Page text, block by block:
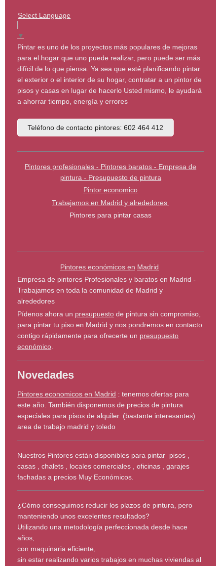
Select Language
▼
Pintar es uno de los proyectos más populares de mejoras
para el hogar que uno puede realizar, pero puede ser más
difícil de lo que piensa. Ya sea que esté planificando pintar
el exterior o el interior de su hogar, contratar a un pintor de
pisos y casas en lugar de hacerlo Usted mismo, le ayudará
a ahorrar tiempo, energía y errores
Teléfono de contacto pintores: 602 464 412
Pintores profesionales - Pintores baratos - Empresa de
pintura - Presupuesto de pintura
Pintor economico
Trabajamos en Madrid y alrededores
Pintores para pintar casas
Pintores económicos en Madrid
Empresa de pintores Profesionales y baratos en Madrid -
Trabajamos en toda la comunidad de Madrid y
alrededores
Pídenos ahora un presupuesto de pintura sin compromiso,
para pintar tu piso en Madrid y nos pondremos en contacto
contigo rápidamente para ofrecerte un presupuesto
económico
Novedades
Pintores economicos en Madrid : tenemos ofertas para
este año. También disponemos de precios de pintura
especiales para pisos de alquiler. (bastante interesantes)
area de trabajo madrid y toledo
Nuestros Pintores están disponibles para pintar pisos ,
casas , chalets , locales comerciales , oficinas , garajes
fachadas a precios Muy Económicos.
¿Cómo conseguimos reducir los plazos de pintura, pero
manteniendo unos excelentes resultados?
Utilizando una metodología perfeccionada desde hace
años,
con maquinaria eficiente,
sin estar realizando varios trabajos en muchas viviendas al